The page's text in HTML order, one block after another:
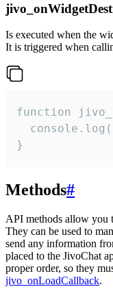
Is executed when the
It is triggered when
function
}
Methods#
API methods allow you
They can be used to
send any information
placed to the JivoChat
proper order, so they
jivo_onLoadCallback.